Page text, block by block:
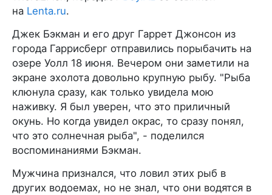
на Lenta.ru.
Джек Бэкман и его друг Гаррет Джонсон из
города Гаррисберг отправились порыбачить на
озере Уолл 18 июня. Вечером они заметили на
экране эхолота довольно крупную рыбу. "Рыба
клюнула сразу, как только увидела мою
наживку. Я был уверен, что это приличный
окунь. Но когда увидел окрас, то сразу понял,
что это солнечная рыба", - поделился
воспоминаниями Бэкман.
Мужчина признался, что ловил этих рыб в
других водоемах, но не знал, что они водятся в